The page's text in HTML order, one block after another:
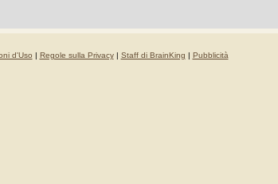
d'Uso | Regole sulla Privacy| Staff di BrainKing | Pubblicità